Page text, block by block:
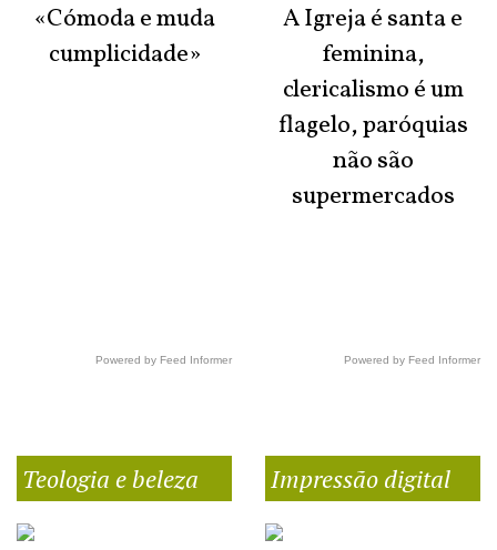
«Cómoda e muda
cumplicidade»
Powered by Feed Informer
A Igreja é santa e
feminina,
clericalismo é um
flagelo, paróquias
não são
supermercados
Powered by Feed Informer
Teologia e beleza Impressão digital